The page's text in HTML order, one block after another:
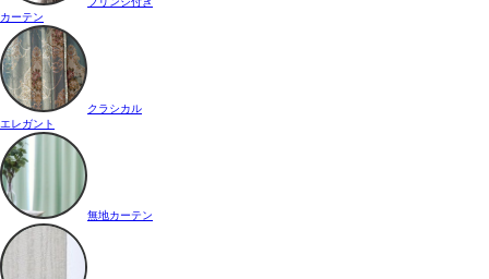
カーテン
クラシカル
エレガント
無地カーテン